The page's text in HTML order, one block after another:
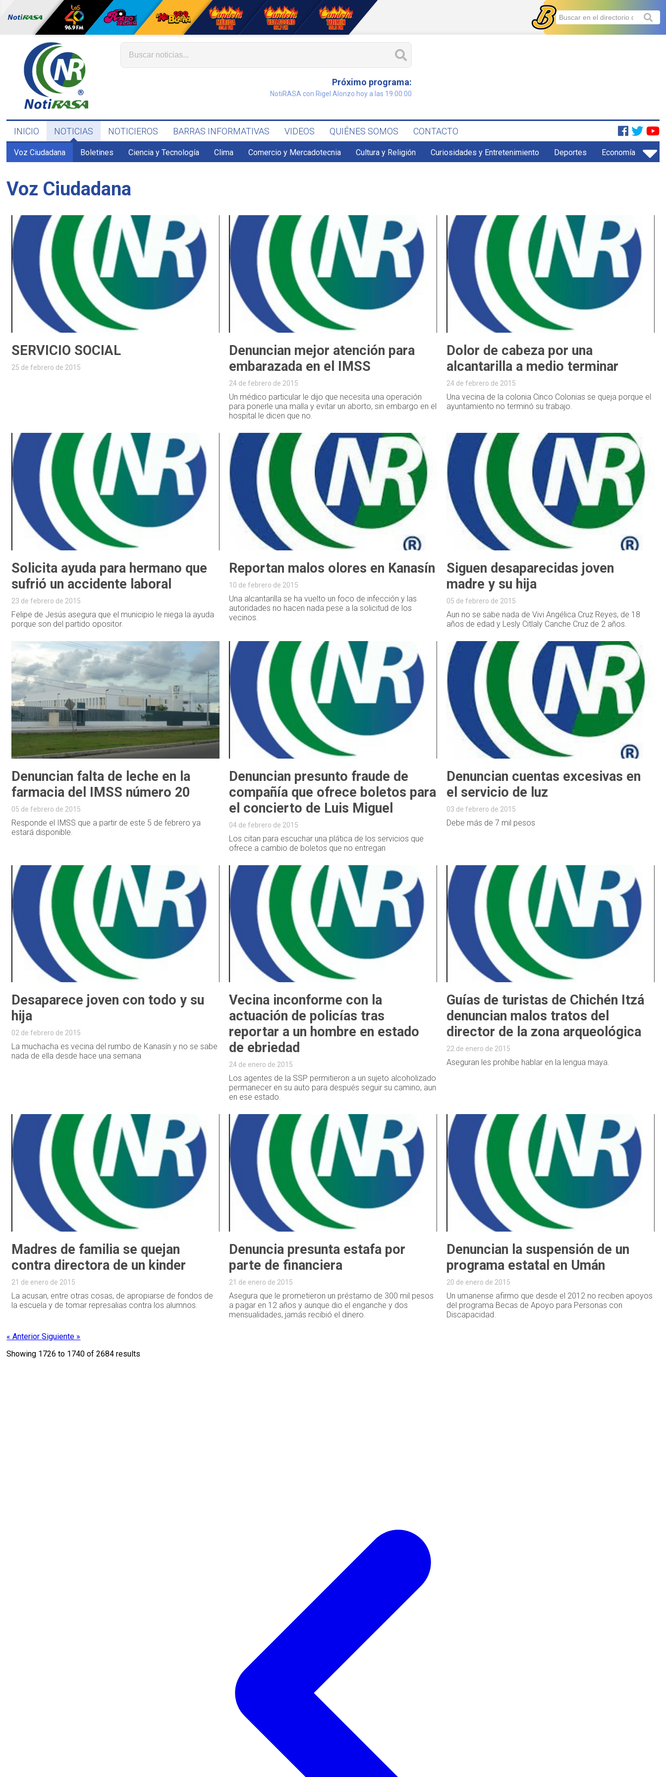
Próximo programa:
NotiRASA con Rigel Alonzo hoy a las 19:00:00
INICIO NOTICIAS NOTICIEROS BARRAS INFORMATIVAS VIDEOS QUIÉNES SOMOS CONTACTO
Voz Ciudadana Boletines Ciencia y Tecnología Clima Comercio y Mercadotecnia Cultura y Religión Curiosidades y Entretenimiento Deportes Economía
Voz Ciudadana
SERVICIO SOCIAL
25 de febrero de 2015
Denuncian mejor atención para
embarazada en el IMSS
24 de febrero de 2015
Un médico particular le dijo que necesita una operación
para ponerle una malla y evitar un aborto, sin embargo en el
hospital le dicen que no.
Dolor de cabeza por una
alcantarilla a medio terminar
24 de febrero de 2015
Una vecina de la colonia Cinco Colonias se queja porque el
ayuntamiento no terminó su trabajo.
Solicita ayuda para hermano que
sufrió un accidente laboral
23 de febrero de 2015
Felipe de Jesús asegura que el municipio le niega la ayuda
porque son del partido opositor.
Reportan malos olores en Kanasín
10 de febrero de 2015
Una alcantarilla se ha vuelto un foco de infección y las
autoridades no hacen nada pese a la solicitud de los
vecinos.
Siguen desaparecidas joven
madre y su hija
05 de febrero de 2015
Aun no se sabe nada de Vivi Angélica Cruz Reyes, de 18
años de edad y Lesly Citlaly Canche Cruz de 2 años.
Denuncian falta de leche en la
farmacia del IMSS número 20
05 de febrero de 2015
Responde el IMSS que a partir de este 5 de febrero ya
estará disponible.
Denuncian presunto fraude de
compañía que ofrece boletos para
el concierto de Luis Miguel
04 de febrero de 2015
Los citan para escuchar una plática de los servicios que
ofrece a cambio de boletos que no entregan
Denuncian cuentas excesivas en
el servicio de luz
03 de febrero de 2015
Debe más de 7 mil pesos
Desaparece joven con todo y su
hija
02 de febrero de 2015
La muchacha es vecina del rumbo de Kanasín y no se sabe
nada de ella desde hace una semana
Vecina inconforme con la
actuación de policías tras
reportar a un hombre en estado
de ebriedad
24 de enero de 2015
Los agentes de la SSP permitieron a un sujeto alcoholizado
permanecer en su auto para después seguir su camino, aun
en ese estado.
Guías de turistas de Chichén Itzá
denuncian malos tratos del
director de la zona arqueológica
22 de enero de 2015
Aseguran les prohíbe hablar en la lengua maya.
Madres de familia se quejan
contra directora de un kinder
21 de enero de 2015
La acusan, entre otras cosas, de apropiarse de fondos de
la escuela y de tomar represalias contra los alumnos.
Denuncia presunta estafa por
parte de financiera
21 de enero de 2015
Asegura que le prometieron un préstamo de 300 mil pesos
a pagar en 12 años y aunque dio el enganche y dos
mensualidades, jamás recibió el dinero.
Denuncian la suspensión de un
programa estatal en Umán
20 de enero de 2015
Un umanense afirmo que desde el 2012 no reciben apoyos
del programa Becas de Apoyo para Personas con
Discapacidad.
« AnteriorSiguiente »
Showing 1726 to 1740 of2684 results